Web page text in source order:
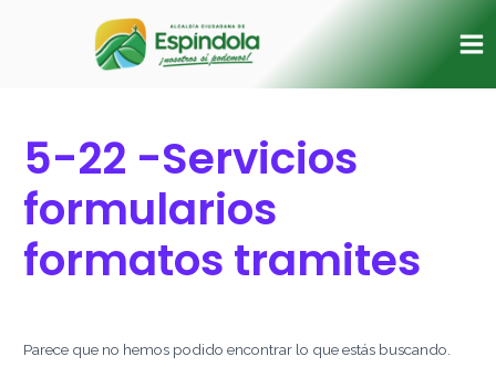
5-22 -Servicios
formularios
formatos tramites
Parece que no hemos podido encontrar lo que estás buscando.